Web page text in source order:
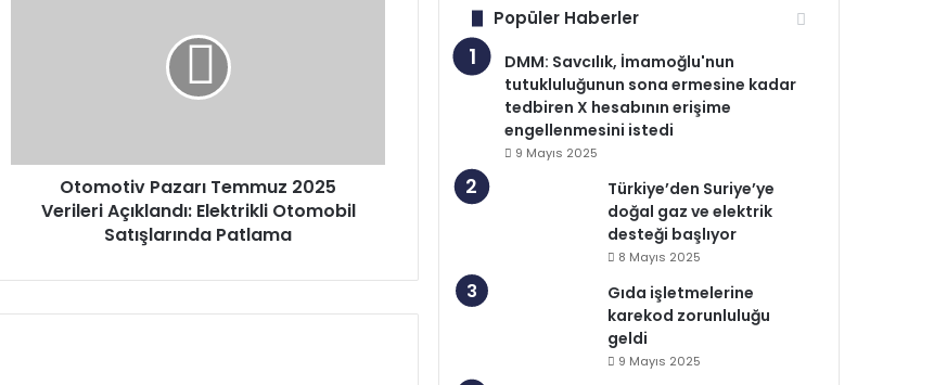
Satışlarında
PatlamaOtomotiv Pazarı Temmuz 2025
Verileri Açıklandı: Elektrikli Otomobil
Satışlarında Patlama
Popüler Haberler
DMM: Savcılık, İmamoğlu'nun
tutukluluğunun sona ermesine kadar
tedbiren X hesabının erişime
engellenmesini istedi
9 Mayıs 2025
Türkiye’den Suriye’ye
doğal gaz ve elektrik
desteği başlıyor
8 Mayıs 2025
Gıda işletmelerine
karekod zorunluluğu
geldi
9 Mayıs 2025